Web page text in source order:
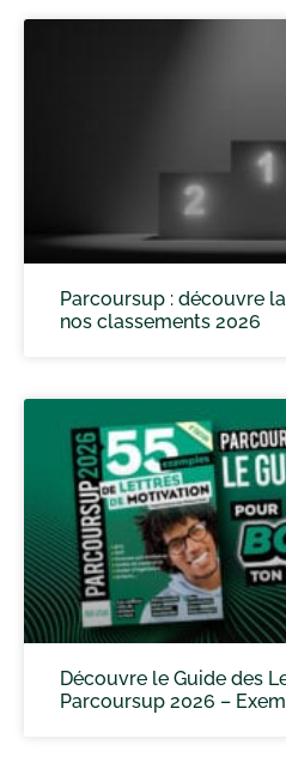
Parcoursup : découvre
nos classements 2026
Découvre le Guide des
Parcoursup 2026 –